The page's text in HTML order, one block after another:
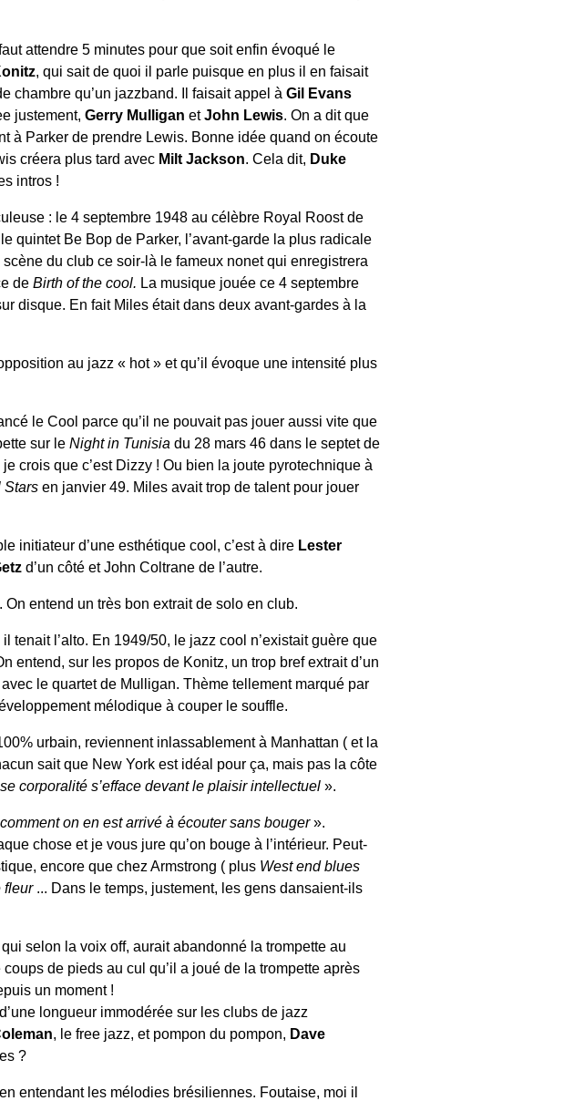
attendre 5 minutes pour que soit enfin évoqué le
, qui sait de quoi il parle puisque en plus il en faisait
chambre qu’un jazzband. Il faisait appel àGil Evans
justement,Gerry Mulligan etJohn Lewis. On a dit que
à Parker de prendre Lewis. Bonne idée quand on écoute
créera plus tard avec Milt Jackson. Cela dit, Duke
intros !
: le 4 septembre 1948 au célèbre Royal Roost de
quintet Be Bop de Parker, l’avant-garde la plus radicale
du club ce soir-là le fameux nonet qui enregistrera
deBirth of the cool. La musique jouée ce 4 septembre
disque. En fait Miles était dans deux avant-gardes à la
au jazz « hot » et qu’il évoque une intensité plus
le Cool parce qu’il ne pouvait pas jouer aussi vite que
sur le Night in Tunisia du 28 mars 46 dans le septet de
crois que c’est Dizzy ! Ou bien la joute pyrotechnique à
Stars en janvier 49. Miles avait trop de talent pour jouer
initiateur d’une esthétique cool, c’est à dire Lester
d’un côté et John Coltrane de l’autre.
On entend un très bon extrait de solo en club.
tenait l’alto. En 1949/50, le jazz cool n’existait guère que
entend, sur les propos de Konitz, un trop bref extrait d’un
le quartet de Mulligan. Thème tellement marqué par
mélodique à couper le souffle.
urbain, reviennent inlassablement à Manhattan ( et la
sait que New York est idéal pour ça, mais pas la côte
corporalité s’efface devant le plaisir intellectuel ».
on en est arrivé à écouter sans bouger».
chose et je vous jure qu’on bouge à l’intérieur. Peut-
encore que chez Armstrong ( plus West end blues
fleur... Dans le temps, justement, les gens dansaient-ils
qui selon la voix off, aurait abandonné la trompette au
de pieds au cul qu’il a joué de la trompette après
un moment !
longueur immodérée sur les clubs de jazz
, le free jazz, et pompon du pompon, Dave
?
entendant les mélodies brésiliennes. Foutaise, moi il